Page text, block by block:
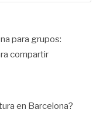
para grupos:
compartir
en Barcelona?